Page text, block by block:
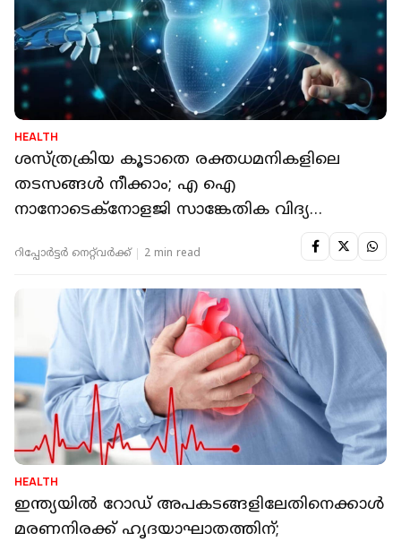
HEALTH
ശസ്ത്രക്രിയ കൂടാതെ രക്തധമനികളിലെ
തടസങ്ങള്‍ നീക്കാം; എ ഐ
നാനോടെക്‌നോളജി സാങ്കേതിക വിദ്യ
റിപ്പോർട്ടർ നെറ്റ്‌വര്‍ക്ക്‌ 2 min read
HEALTH
ഇന്ത്യയില്‍ റോഡ് അപകടങ്ങളിലേതിനെക്കാള്‍
മരണനിരക്ക് ഹൃദയാഘാതത്തിന്;